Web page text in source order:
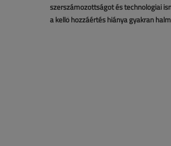
szerszámozottságot és technológiai
a kellő hozzáértés hiánya gyakran